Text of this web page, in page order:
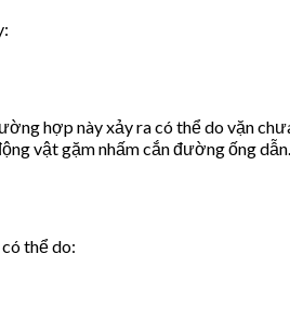
hợp này xảy ra có thể do vặn
vật gặm nhấm cắn đường ống dẫn.
thể do: